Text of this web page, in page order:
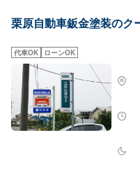
栗原自動車鈑金塗装のク
代車OK ローンOK